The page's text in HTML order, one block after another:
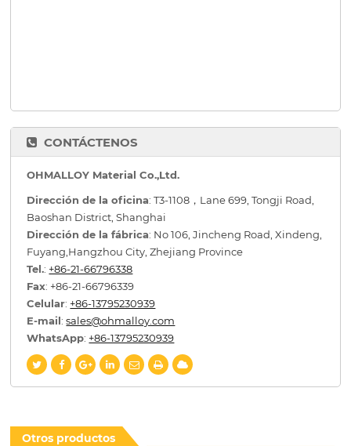
CONTÁCTENOS
OHMALLOY Material Co.,Ltd.
Dirección de la oficina: T3-1108，Lane 699, Tongji Road,
Baoshan District, Shanghai
Dirección de la fábrica: No 106, Jincheng Road, Xindeng,
Fuyang,Hangzhou City, Zhejiang Province
Tel.: +86-21-66796338
Fax: +86-21-66796339
Celular: +86-13795230939
E-mail:sales@ohmalloy.com
WhatsApp: +86-13795230939
Otros productos